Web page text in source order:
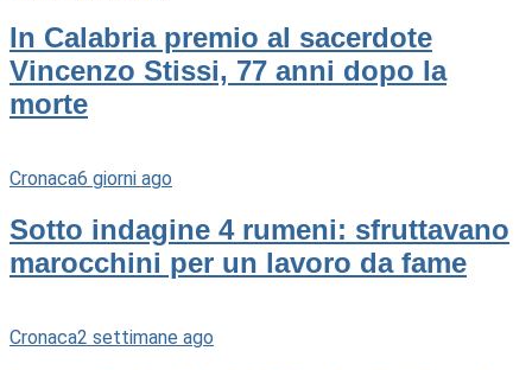
In Calabria premio al sacerdote
Vincenzo Stissi, 77 anni dopo la
morte
Cronaca6 giorni ago
Sotto indagine 4 rumeni: sfruttavano
marocchini per un lavoro da fame
Cronaca2 settimane ago